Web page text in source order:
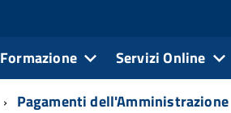
Formazione Servizi Online
Pagamenti dell'Amministrazione